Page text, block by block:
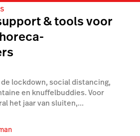
& tools voor
lockdown, social distancing,
en knuffelbuddies. Voor
het jaar van sluiten,...